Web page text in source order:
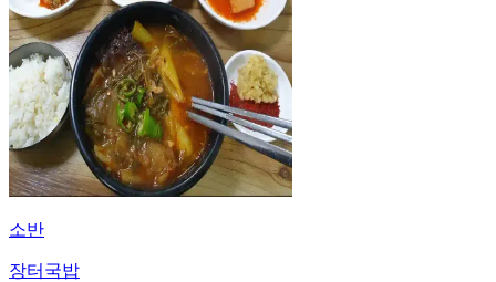
소반
장터국밥